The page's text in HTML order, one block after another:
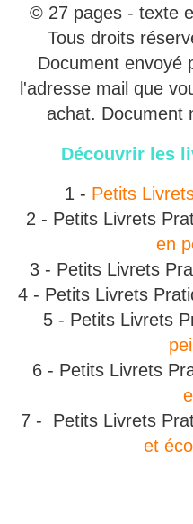
© 27 pages - texte
Tous droits
Document envoyé
l'adresse mail que
achat. Document
Découvrir les
1 - Petits
2 - Petits Livrets
en
3 - Petits Livrets
4 - Petits Livrets
5 - Petits Livrets
6 - Petits Livrets
7 - Petits Livrets
et